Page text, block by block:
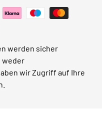
werden sicher
weder
wir Zugriff auf Ihre